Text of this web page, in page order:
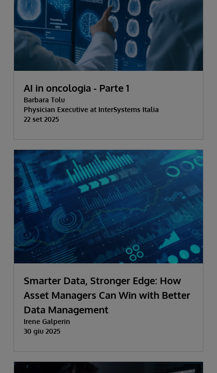
AI in oncologia - Parte 1
Barbara Tolu
Physician Executive at InterSystems Italia
22 set 2025
Smarter Data, Stronger Edge: How
Asset Managers Can Win with Better
Data Management
Irene Galperin
30 giu 2025